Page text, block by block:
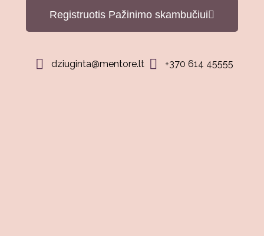
Registruotis Pažinimo skambučiui
dziuginta@mentore.lt +370 614 45555